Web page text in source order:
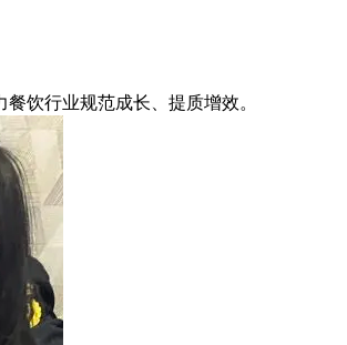
饮行业规范成长、提质增效。